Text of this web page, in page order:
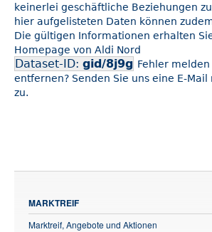
keinerlei geschäftliche Beziehungen
hier aufgelisteten Daten können
Die gültigen Informationen erhalten
Homepage von Aldi Nord
Dataset-ID: gid/8j9g Fehler
entfernen? Senden Sie uns eine E-
zu.
MARKTREIF
Marktreif, Angebote und Aktionen